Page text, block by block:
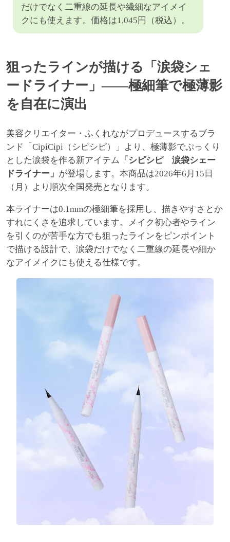
だけでなく二重線の延長や繊細なアイメイ
クにも使えます。価格は1,045円（税込）。
狙ったラインが描ける「涙袋シェ
ードライナー」――極細筆で極薄影
を自在に演出
美容クリエイター・ふくれながプロデュースするブラ
ンド「CipiCipi（シピシピ）」より、極薄影でぷっくり
とした涙袋を作る新アイテム 「シピシピ 涙袋シェー
ドライナー」 が登場します。本商品は2026年6月15日
（月）より順次全国発売となります。
本ライナーは0.1mmの極細筆を採用し、描きやすさとか
すれにくさを追求しています。メイク初心者やライン
を引くのが苦手な方でも狙ったラインをピンポイント
で描ける設計で、涙袋だけでなく二重線の延長や細か
なアイメイクにも使える仕様です。